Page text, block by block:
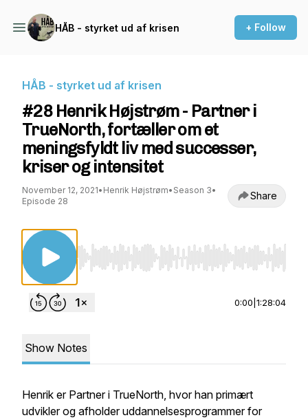
HÅB - styrket ud af krisen + Follow
HÅB - styrket ud af krisen
#28 Henrik Højstrøm - Partner i
TrueNorth, fortæller om et
meningsfyldt liv med successer,
kriser og intensitet
November 12, 2021• Henrik Højstrøm• Season 3•
Episode 28
Share
Use Left/Right to seek, Home/End to jump
0:00 1:28:04
Show Notes
Henrik er Partner i TrueNorth, hvor han primært
udvikler og afholder uddannelsesprogrammer for